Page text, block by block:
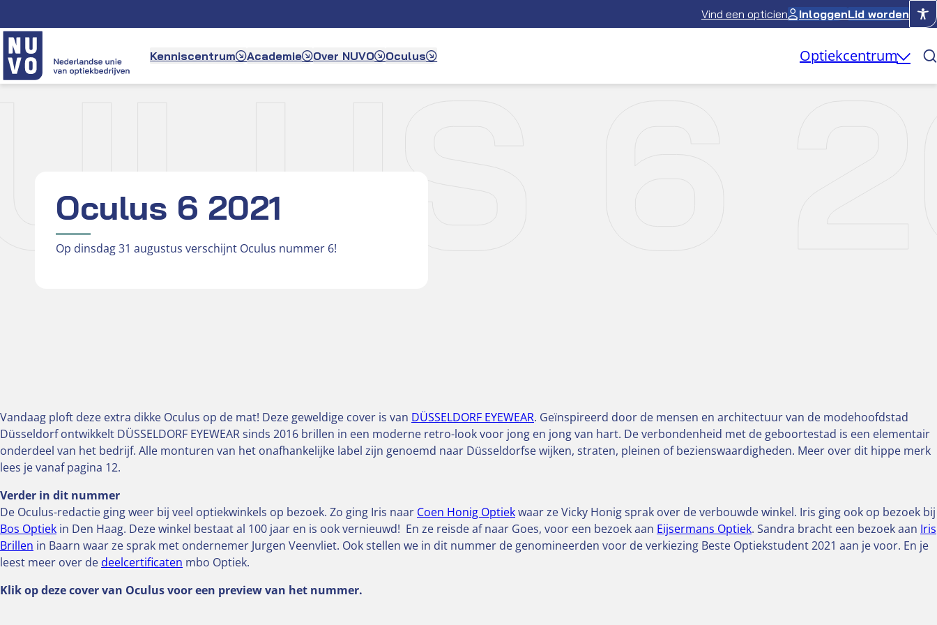
naar
de
inhoud
Vind een opticien InloggenLid worden
Kenniscentrum Academie Over NUVO Oculus Optiekcentrum
6
Oculus 6 2021
Op dinsdag 31 augustus verschijnt Oculus nummer 6!
Vandaag ploft deze extra dikke Oculus op de mat! Deze geweldige cover is van DÜSSELDORF EYEWEAR. Geïnspireerd door de mensen en architectuur van de modehoofdstad
Düsseldorf ontwikkelt DÜSSELDORF EYEWEAR sinds 2016 brillen in een moderne retro-look voor jong en jong van hart. De verbondenheid met de geboortestad is een elementair
onderdeel van het bedrijf. Alle monturen van het onafhankelijke label zijn genoemd naar Düsseldorfse wijken, straten, pleinen of bezienswaardigheden. Meer over dit hippe merk
lees je vanaf pagina 12.
Verder in dit nummer
De Oculus-redactie ging weer bij veel optiekwinkels op bezoek. Zo ging Iris naar Coen Honig Optiekwaar ze Vicky Honig sprak over de verbouwde winkel. Iris ging ook op bezoek bij
Bos Optiek in Den Haag. Deze winkel bestaat al 100 jaar en is ook vernieuwd! En ze reisde af naar Goes, voor een bezoek aan Eijsermans Optiek. Sandra bracht een bezoek aan Iris
Brillen in Baarn waar ze sprak met ondernemer Jurgen Veenvliet. Ook stellen we in dit nummer de genomineerden voor de verkiezing Beste Optiekstudent 2021 aan je voor. En je
leest meer over de deelcertificaten mbo Optiek.
Klik op deze cover van Oculus voor een preview van het nummer.